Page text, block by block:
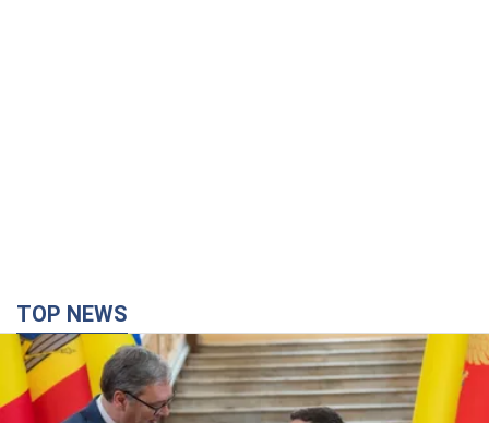
Зеленский впервые прибыл в Сербию:
запланирована встреча с Вучичем